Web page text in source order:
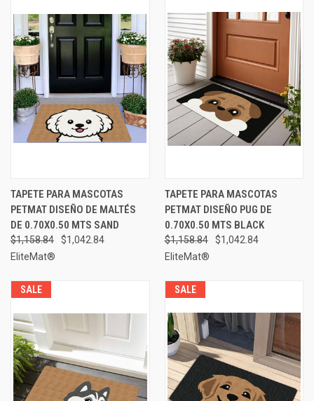
TAPETE PARA MASCOTAS
PETMAT DISEÑO DE MALTÉS
DE 0.70X0.50 MTS SAND
$1,158.84
$1,042.84
EliteMat®
TAPETE PARA MASCOTAS
PETMAT DISEÑO PUG DE
0.70X0.50 MTS BLACK
$1,158.84
$1,042.84
EliteMat®
SALE SALE